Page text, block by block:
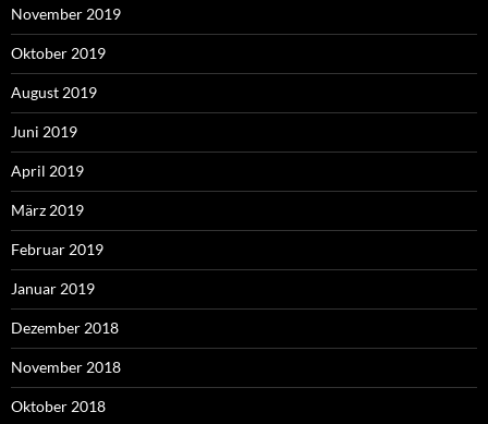
November 2019
Oktober 2019
August 2019
Juni 2019
April 2019
März 2019
Februar 2019
Januar 2019
Dezember 2018
November 2018
Oktober 2018